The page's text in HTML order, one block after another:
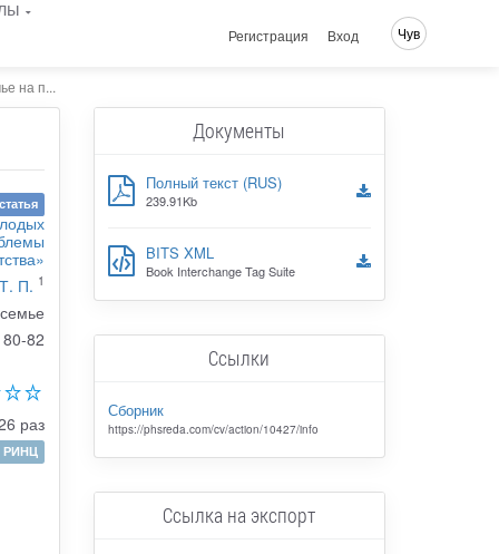
Регистрация Вход Чув
на п...
П. 1
80-82
раз
РИНЦ
Документы
Полный текст (RUS)
239.91Kb
BITS XML
Book Interchange Tag Suite
Ссылки
Сборник
https://phsreda.com/cv/action/10427/info
Ссылка на экспорт